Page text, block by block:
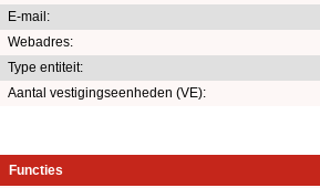
E-mail:
Webadres:
Type entiteit:
Aantal vestigingseenheden (VE):
Functies